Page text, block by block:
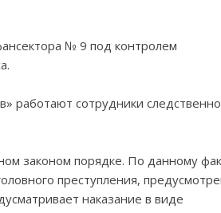
№ 9 под контролем
работают сотрудники
законом порядке. По данному
преступления,
наказание в виде